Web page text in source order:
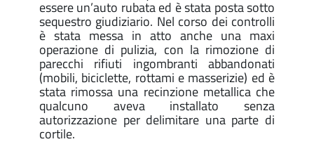
essere un’auto rubata ed è stata posta sotto
sequestro giudiziario. Nel corso dei controlli
è stata messa in atto anche una maxi
operazione di pulizia, con la rimozione di
parecchi rifiuti ingombranti abbandonati
(mobili, biciclette, rottami e masserizie) ed è
stata rimossa una recinzione metallica che
qualcuno aveva installato senza
autorizzazione per delimitare una parte di
cortile.